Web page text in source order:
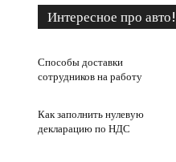
Интересное про авто!
Способы доставки
сотрудников на работу
Как заполнить нулевую
декларацию по НДС